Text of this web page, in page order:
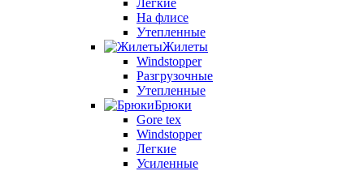
Легкие
На флисе
Утепленные
Жилеты
Windstopper
Разгрузочные
Утепленные
Брюки
Gore tex
Windstopper
Легкие
Усиленные